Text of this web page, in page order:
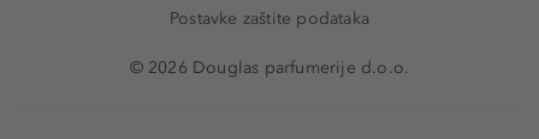
Postavke zaštite podataka
© 2026 Douglas parfumerije d.o.o.